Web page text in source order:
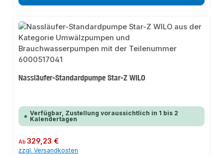
Nassläufer-Standardpumpe Star-Z WILO
Verfügbar, Zustellung voraussichtlich in 1 bis 2
Kalendertagen
Regulärer Preis:
Ab329,23 €
zzgl. Versandkosten